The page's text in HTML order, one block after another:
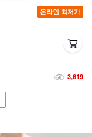
온라인 최저가
3,619